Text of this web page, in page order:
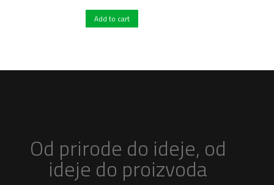
Add to cart
Od prirode do ideje, od
ideje do proizvoda